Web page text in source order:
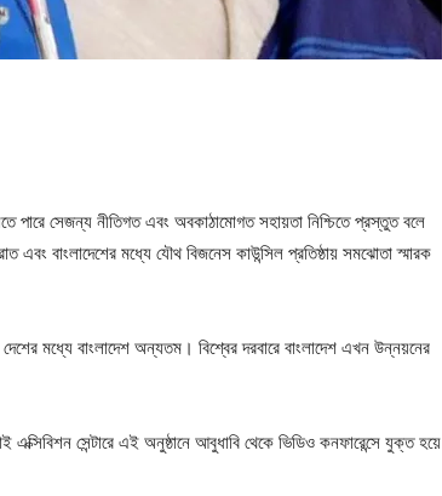
পারে সেজন্য নীতিগত এবং অবকাঠামোগত সহায়তা নিশ্চিতে প্রস্তুত বলে
এবং বাংলাদেশের মধ্যে যৌথ বিজনেস কাউন্সিল প্রতিষ্ঠায় সমঝোতা স্মারক
মধ্যে বাংলাদেশ অন্যতম। বিশ্বের দরবারে বাংলাদেশ এখন উন্নয়নের
সেন্টারে এই অনুষ্ঠানে আবুধাবি থেকে ভিডিও কনফারেন্সে যুক্ত হয়ে